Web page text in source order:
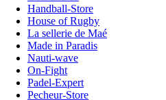
Handball-Store
House of Rugby
La sellerie de Maé
Made in Paradis
Nauti-wave
On-Fight
Padel-Expert
Pecheur-Store